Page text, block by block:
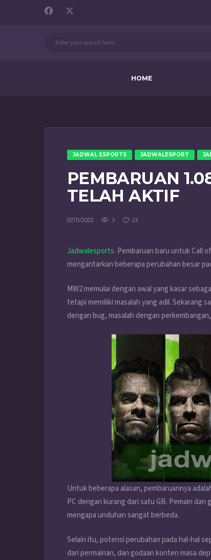
HOME
JADWAL ESPORTS JADWALESPORT
PEMBARUAN
TELAH AKTIF
07/11/2022 2 23
Jadwalesports. Pembaruan baru untuk Call
mengantarkan beberapa perubahan besar
MW2 memulai dengan awal yang kasar
tetapi memiliki masalah yang adil. Sekarang
dengan bug, masalah dengan
Untuk beberapa alasan, pembaruannya
PC dengan kurang dari satu GB. Pemain
mengapa unduhan sangat berbeda.
Selain itu, potensi perubahan pada hal-hal
dari permainan, dan godaan konten masa